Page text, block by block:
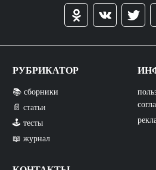
РУБРИКАТОР
📚 сборники
📄 статьи
🕹️ тесты
📖 журнал